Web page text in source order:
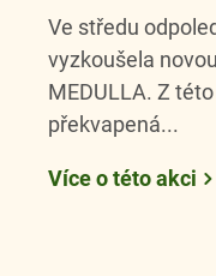
Ve středu
vyzkoušela
MEDULLA. Z
překvapená...
Více o této akci